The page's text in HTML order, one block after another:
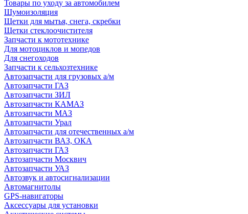
Товары по уходу за автомобилем
Шумоизоляция
Щетки для мытья, снега, скребки
Щетки стеклоочистителя
Запчасти к мототехнике
Для мотоциклов и мопедов
Для снегоходов
Запчасти к сельхозтехнике
Автозапчасти для грузовых а/м
Автозапчасти ГАЗ
Автозапчасти ЗИЛ
Автозапчасти КАМАЗ
Автозапчасти МАЗ
Автозапчасти Урал
Автозапчасти для отечественных а/м
Автозапчасти ВАЗ, ОКА
Автозапчасти ГАЗ
Автозапчасти Москвич
Автозапчасти УАЗ
Автозвук и автосигнализации
Автомагнитолы
GPS-навигаторы
Аксессуары для установки